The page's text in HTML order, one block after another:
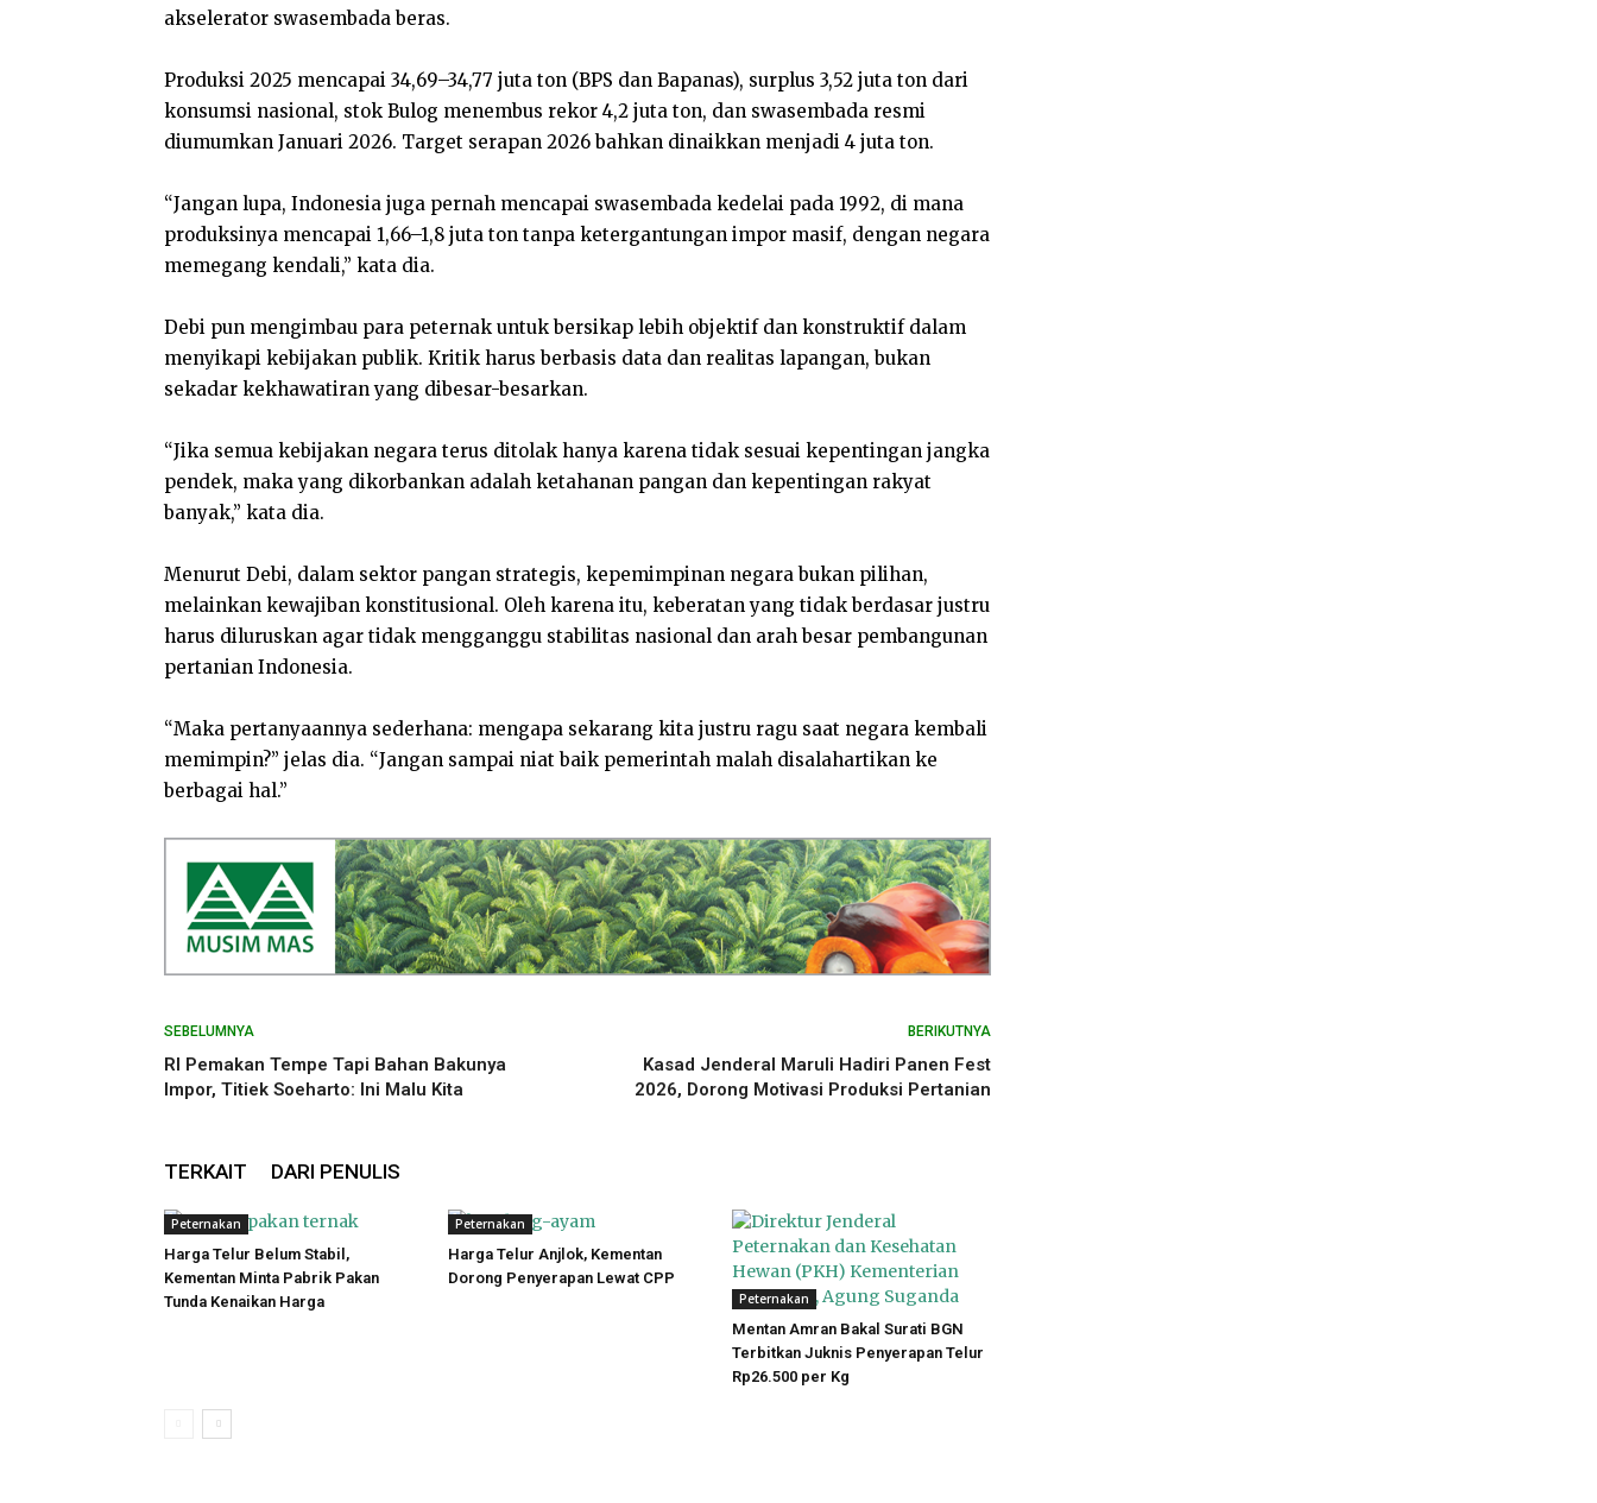
akselerator swasembada beras.
Produksi 2025 mencapai 34,69–34,77 juta ton (BPS dan Bapanas), surplus 3,52 juta ton dari
konsumsi nasional, stok Bulog menembus rekor 4,2 juta ton, dan swasembada resmi
diumumkan Januari 2026. Target serapan 2026 bahkan dinaikkan menjadi 4 juta ton.
“Jangan lupa, Indonesia juga pernah mencapai swasembada kedelai pada 1992, di mana
produksinya mencapai 1,66–1,8 juta ton tanpa ketergantungan impor masif, dengan negara
memegang kendali,” kata dia.
Debi pun mengimbau para peternak untuk bersikap lebih objektif dan konstruktif dalam
menyikapi kebijakan publik. Kritik harus berbasis data dan realitas lapangan, bukan
sekadar kekhawatiran yang dibesar-besarkan.
“Jika semua kebijakan negara terus ditolak hanya karena tidak sesuai kepentingan jangka
pendek, maka yang dikorbankan adalah ketahanan pangan dan kepentingan rakyat
banyak,” kata dia.
Menurut Debi, dalam sektor pangan strategis, kepemimpinan negara bukan pilihan,
melainkan kewajiban konstitusional. Oleh karena itu, keberatan yang tidak berdasar justru
harus diluruskan agar tidak mengganggu stabilitas nasional dan arah besar pembangunan
pertanian Indonesia.
“Maka pertanyaannya sederhana: mengapa sekarang kita justru ragu saat negara kembali
memimpin?” jelas dia. “Jangan sampai niat baik pemerintah malah disalahartikan ke
berbagai hal.”
SEBELUMNYA
RI Pemakan Tempe Tapi Bahan Bakunya
Impor, Titiek Soeharto: Ini Malu Kita
BERIKUTNYA
Kasad Jenderal Maruli Hadiri Panen Fest
2026, Dorong Motivasi Produksi Pertanian
TERKAIT DARI PENULIS
Peternakan
Harga Telur Belum Stabil,
Kementan Minta Pabrik Pakan
Tunda Kenaikan Harga
Peternakan
Harga Telur Anjlok, Kementan
Dorong Penyerapan Lewat CPP
Peternakan
Mentan Amran Bakal Surati BGN
Terbitkan Juknis Penyerapan Telur
Rp26.500 per Kg